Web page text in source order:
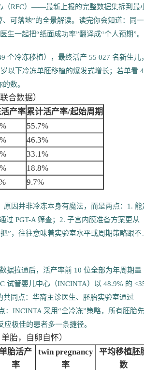
（RFC）——最新上报的完整数据集拆到最
可落地”的全景解读。读完你会知道：同
一起把“纸面成功率”翻译成“个人预期”。
个冷冻移植），最终活产 55 027 名新生儿
以下冷冻单胚移植的爆发式增长；若单看
数。
合数据）
产率累计活产率/起始周期
55.7%
46.3%
33.1%
18.8%
9.7%
因并非冷冻本身有魔法，而是两点：1. 能
PGT-A 筛查；2. 子宫内膜准备方案更从
”，往往意味着实验室水平或周期策略跟不
据拉通后，活产率前 10 位全部为年周期量
管婴儿中心（INCINTA）以 48.9% 的
共同点：华裔主诊医生、胚胎实验室通过
：INCINTA 采用“全冷冻”策略，所有胚胎
极佳的患者多一条捷径。
胎，自卵自怀）
单胎活产
率
twin pregnancy
率
平均移植胚
数